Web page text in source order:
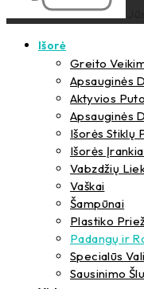
Išorė
Greito
Apsauginės
Aktyvios
Apsauginės
Išorės Stiklų
Išorės
Vabzdžių
Vaškai
Šampūnai
Plastiko
Padangų ir
Specialūs
Sausinimo